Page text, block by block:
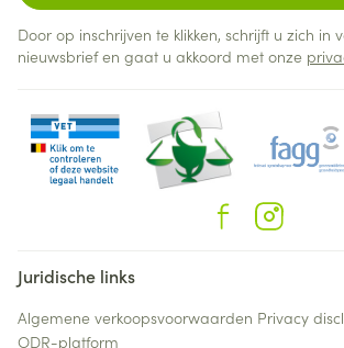
Door op inschrijven te klikken, schrijft u zich in
nieuwsbrief en gaat u akkoord met onze
Juridische links
Algemene verkoopsvoorwaarden Privacy
ODR-platform